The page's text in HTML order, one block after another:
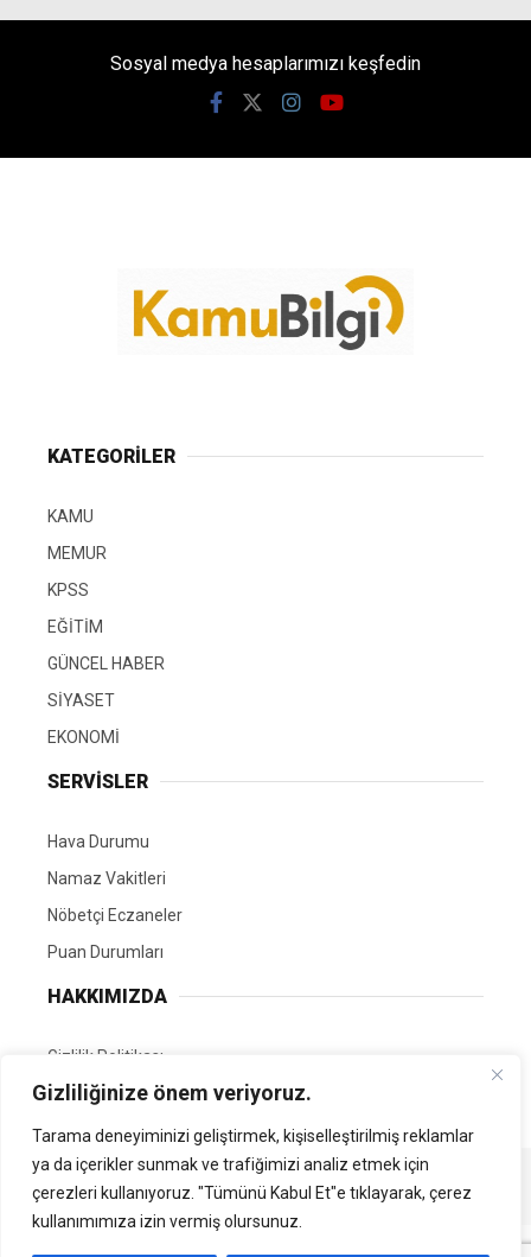
Gizliliğinize önem veriyoruz.
Tarama deneyiminizi geliştirmek, kişiselleştirilmiş reklamlar
ya da içerikler sunmak ve trafiğimizi analiz etmek için
çerezleri kullanıyoruz. "Tümünü Kabul Et"e tıklayarak, çerez
kullanımımıza izin vermiş olursunuz.
Sosyal medya hesaplarımızı keşfedin
KATEGORİLER
KAMU
MEMUR
KPSS
EĞİTİM
GÜNCEL HABER
SİYASET
EKONOMİ
SERVİSLER
Hava Durumu
Namaz Vakitleri
Nöbetçi Eczaneler
Puan Durumları
HAKKIMIZDA
Gizlilik Politikası
GÖNÜLLÜ EDİTÖRÜMÜZ OL
Tüm Hakları Saklıdır. | Kamubilgi.com | 2026